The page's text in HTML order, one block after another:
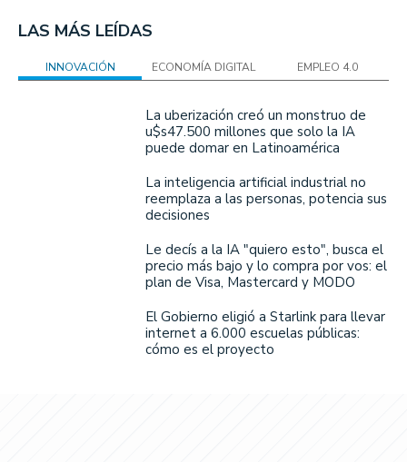
LAS MÁS LEÍDAS
INNOVACIÓN ECONOMÍA DIGITAL EMPLEO 4.0
La uberización creó un monstruo de
u$s47.500 millones que solo la IA
puede domar en Latinoamérica
La inteligencia artificial industrial no
reemplaza a las personas, potencia sus
decisiones
Le decís a la IA "quiero esto", busca el
precio más bajo y lo compra por vos: el
plan de Visa, Mastercard y MODO
El Gobierno eligió a Starlink para llevar
internet a 6.000 escuelas públicas:
cómo es el proyecto